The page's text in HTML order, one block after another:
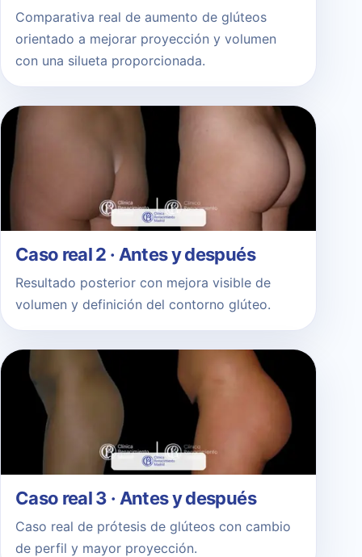
Comparativa real de aumento de glúteos
orientado a mejorar proyección y volumen
con una silueta proporcionada.
Caso real 2 · Antes y después
Resultado posterior con mejora visible de
volumen y definición del contorno glúteo.
Caso real 3 · Antes y después
Caso real de prótesis de glúteos con cambio
de perfil y mayor proyección.